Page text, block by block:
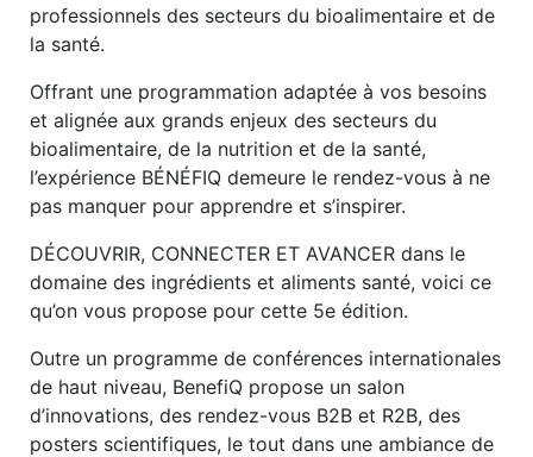
professionnels des secteurs du bioalimentaire et de
la santé.
Offrant une programmation adaptée à vos besoins
et alignée aux grands enjeux des secteurs du
bioalimentaire, de la nutrition et de la santé,
l’expérience BÉNÉFIQ demeure le rendez-vous à ne
pas manquer pour apprendre et s’inspirer.
DÉCOUVRIR, CONNECTER ET AVANCER dans le
domaine des ingrédients et aliments santé, voici ce
qu’on vous propose pour cette 5e édition.
Outre un programme de conférences internationales
de haut niveau, BenefiQ propose un salon
d’innovations, des rendez-vous B2B et R2B, des
posters scientifiques, le tout dans une ambiance de